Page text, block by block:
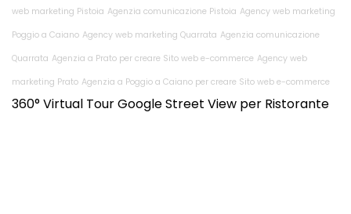
web marketing Pistoia Agenzia comunicazione Pistoia Agency web marketing
Poggio a Caiano Agency web marketing Quarrata Agenzia comunicazione
Quarrata Agenzia a Prato per creare Sito web e-commerce Agency web
marketing Prato Agenzia a Poggio a Caiano per creare Sito web e-commerce
360° Virtual Tour Google Street View per Ristorante